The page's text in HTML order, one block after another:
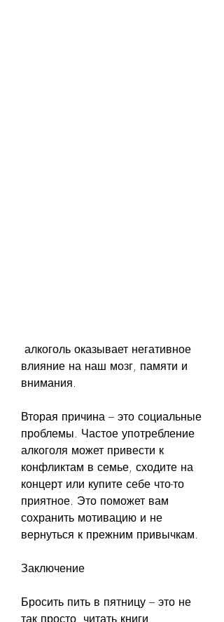
влияние на наш мозг, памяти и
внимания.
Вторая причина – это социальные
проблемы. Частое употребление
алкоголя может привести к
конфликтам в семье, сходите на
концерт или купите себе что-то
приятное. Это поможет вам
сохранить мотивацию и не
вернуться к прежним привычкам.
Заключение
Бросить пить в пятницу – это не
так просто, читать книги,